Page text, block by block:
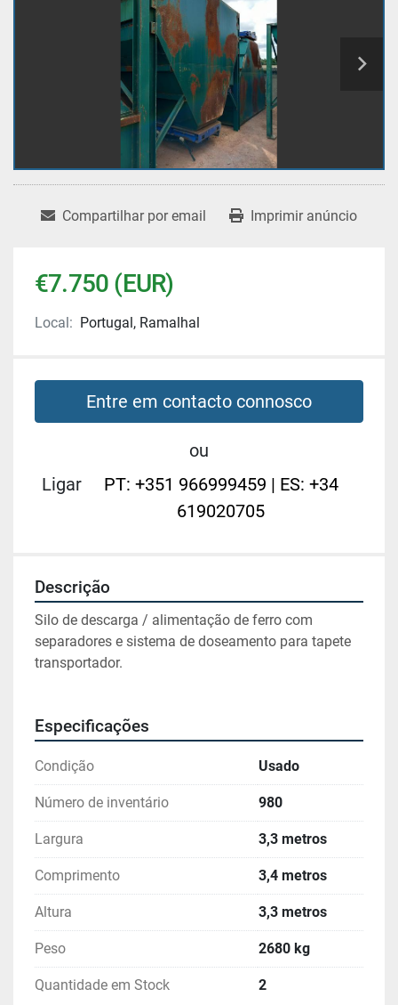
Compartilhar por email Imprimir anúncio
€7.750 (EUR)
Local: Portugal, Ramalhal
Entre em contacto connosco
ou
Ligar
PT: +351 966999459 | ES: +34
619020705
Descrição
Silo de descarga / alimentação de ferro com
separadores e sistema de doseamento para tapete
transportador.
Especificações
Condição Usado
Número de inventário 980
Largura 3,3 metros
Comprimento 3,4 metros
Altura 3,3 metros
Peso 2680 kg
Quantidade em Stock 2